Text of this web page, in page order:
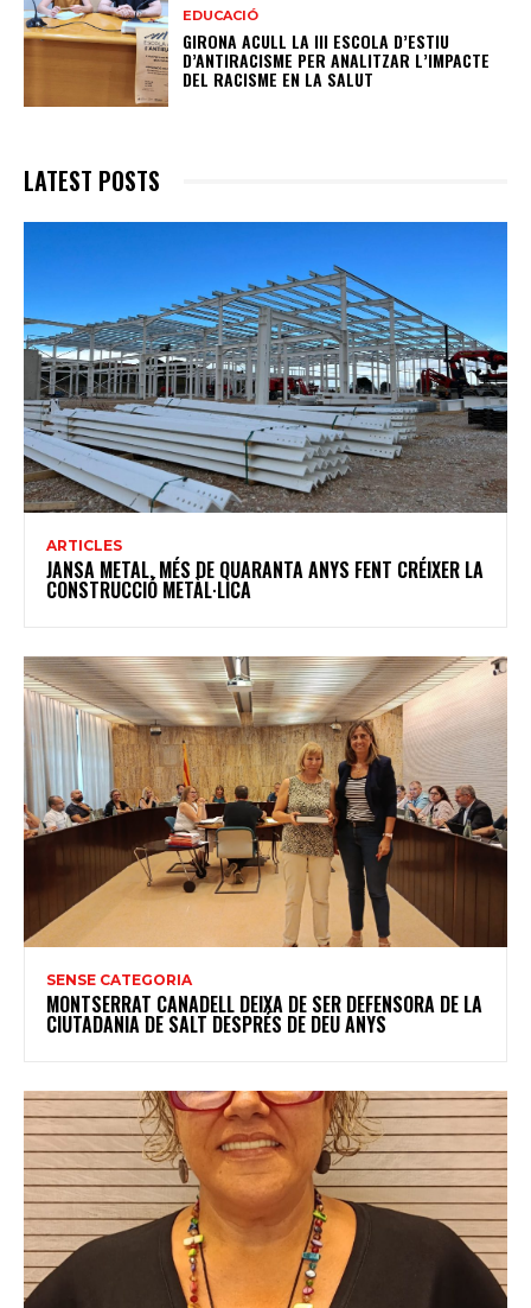
EDUCACIÓ
GIRONA ACULL LA III ESCOLA D’ESTIU
D’ANTIRACISME PER ANALITZAR L’IMPACTE
DEL RACISME EN LA SALUT
LATEST POSTS
ARTICLES
JANSA METAL, MÉS DE QUARANTA ANYS FENT CRÉIXER LA
CONSTRUCCIÓ METÀL·LICA
SENSE CATEGORIA
MONTSERRAT CANADELL DEIXA DE SER DEFENSORA DE LA
CIUTADANIA DE SALT DESPRÉS DE DEU ANYS